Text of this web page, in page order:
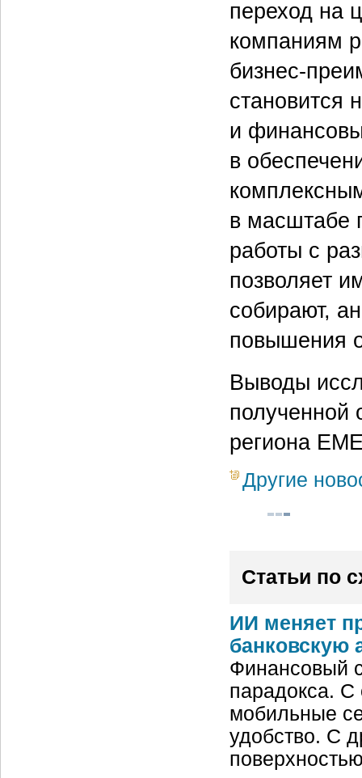
переход на
компаниям
бизнес-
становится
и
в
в масштабе
работы с
позволяет
собирают,
повышения
Выводы
полученной
региона
Другие
Статьи по
ИИ меняет
банковскую
Финансовый
парадокса. С
мобильные
удобство. С